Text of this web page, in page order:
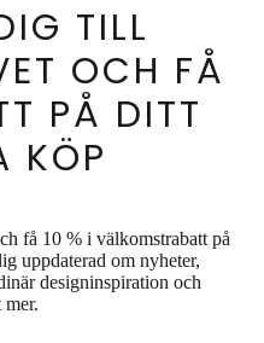
TILL
OCH FÅ
PÅ DITT
KÖP
få 10 % i välkomstrabatt på
uppdaterad om nyheter,
designinspiration och